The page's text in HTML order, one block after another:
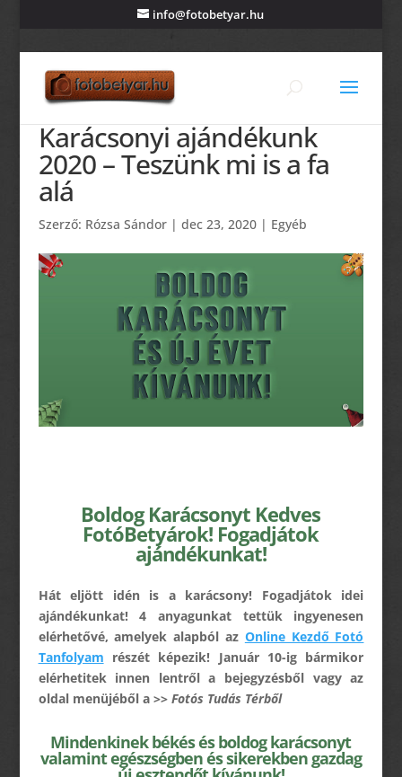
info@fotobetyar.hu
Karácsonyi ajándékunk
2020 – Teszünk mi is a fa
alá
Szerző: Rózsa Sándor| dec 23, 2020| Egyéb
Boldog Karácsonyt Kedves
FotóBetyárok! Fogadjátok
ajándékunkat!
Hát eljött idén is a karácsony! Fogadjátok idei
ajándékunkat! 4 anyagunkat tettük ingyenesen
elérhetővé, amelyek alapból az Online Kezdő Fotó
Tanfolyam részét képezik! Január 10-ig bármikor
elérhetitek innen lentről a bejegyzésből vagy az
oldal menüjéből a >> Fotós Tudás Térből
Mindenkinek békés és boldog karácsonyt
valamint egészségben és sikerekben gazdag